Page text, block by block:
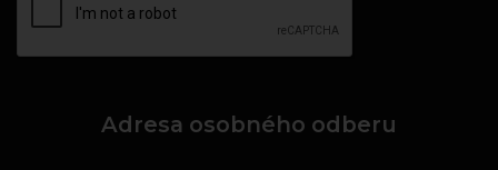
Adresa osobného odberu